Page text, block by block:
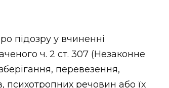
підозру у вчиненні
ч. 2 ст. 307 (Незаконне
перевезення,
психотропних речовин або їх